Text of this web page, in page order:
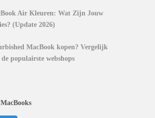
Air Kleuren: Wat Zijn Jouw
(Update 2026)
MacBook kopen? Vergelijk
populairste webshops